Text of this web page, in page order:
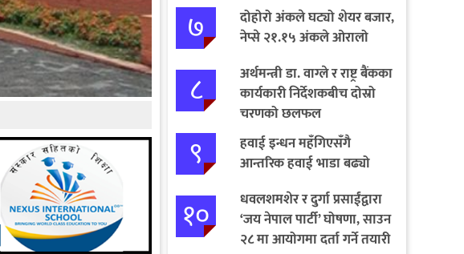
७
दोहोरो अंकले घट्यो शेयर बजार,
नेप्से २१.१५ अंकले ओरालो
८
अर्थमन्त्री डा. वाग्ले र राष्ट्र बैंकका
कार्यकारी निर्देशकबीच दोस्रो
चरणको छलफल
९
हवाई इन्धन महँगिएसँगै
आन्तरिक हवाई भाडा बढ्यो
१०
धवलशमशेर र दुर्गा प्रसाईंद्वारा
‘जय नेपाल पार्टी’ घोषणा, साउन
२८ मा आयोगमा दर्ता गर्ने तयारी